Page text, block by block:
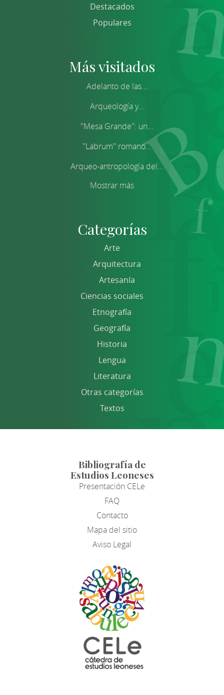
Destacados
Populares
Más visitados
Adelanto de las...
Arqueología y...
''Mesa Grande'': un...
''Labrum'' romano...
Arqueo-antropología del...
Mostrar más
Categorías
Arte
Arquitectura
Artesanía
Ciencias sociales
Etnografía
Geografía
Historia
Lengua
Literatura
Otras categorías
Textos
Bibliografía de
Estudios Leoneses
Presentación CELe
FAQ
Contacto
Mapa del sitio
Aviso Legal